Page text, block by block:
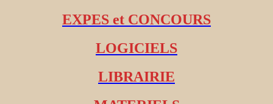
EXPES et CONCOURS
LOGICIELS
LIBRAIRIE